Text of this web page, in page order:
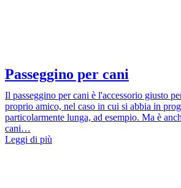
Passeggino per cani
Il passeggino per cani è l'accessorio giusto
proprio amico, nel caso in cui si abbia in
particolarmente lunga, ad esempio. Ma è
cani…
Leggi di più